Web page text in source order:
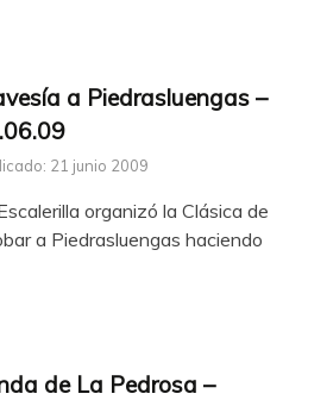
a Piedrasluengas –
21 junio 2009
organizó la Clásica de
a Piedrasluengas haciendo
de La Pedrosa –